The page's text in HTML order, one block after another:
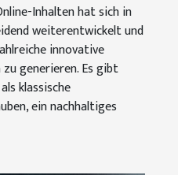
Inhalten hat sich in
weiterentwickelt und
innovative
generieren. Es gibt
klassische
ein nachhaltiges